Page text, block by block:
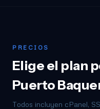
PRECIOS
Elige el plan
Puerto
Todos incluyen cPanel,